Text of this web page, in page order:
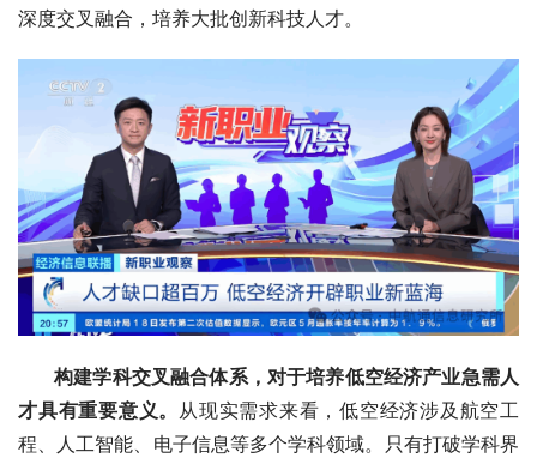
深度交叉融合，培养大批创新科技人才。
构建学科交叉融合体系，对于培养低空经济产业急需人
才具有重要意义。 从现实需求来看，低空经济涉及航空工
程、人工智能、电子信息等多个学科领域。只有打破学科界